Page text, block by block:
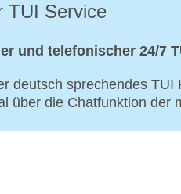
TUI Service
und telefonischer 24/7
deutsch sprechendes TUI
über die Chatfunktion der